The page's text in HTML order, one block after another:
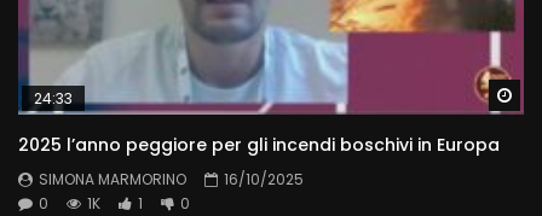
24:33
2025 l’anno peggiore per gli incendi boschivi in Europa
SIMONA MARMORINO
16/10/2025
0
1K 1 0